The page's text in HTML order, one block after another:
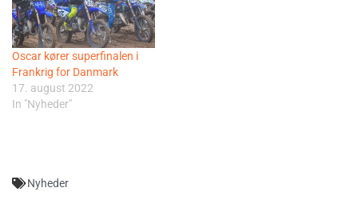
Oscar kører superfinalen i
Frankrig for Danmark
17. august 2022
In "Nyheder"
Nyheder